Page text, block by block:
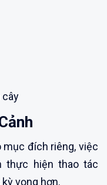
cây
đích riêng, việc
thực hiện thao tác
vọng hơn.